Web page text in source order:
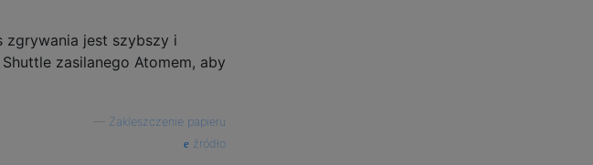
zgrywania jest szybszy i
zasilanego Atomem, aby
Zakleszczenie papieru
źródło